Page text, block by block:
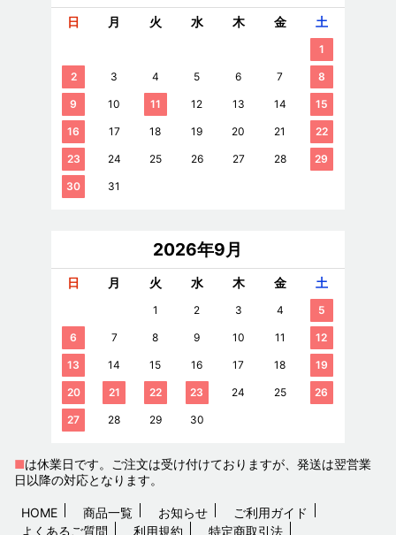
日 月 火 水 木 金 土
1
2 3 4 5 6 7 8
9 10 11 12 13 14 15
16 17 18 19 20 21 22
23 24 25 26 27 28 29
30 31
2026年9月
日 月 火 水 木 金 土
1 2 3 4 5
6 7 8 9 10 11 12
13 14 15 16 17 18 19
20 21 22 23 24 25 26
27 28 29 30
■は休業日です。ご注文は受け付けておりますが、発送は翌営業
日以降の対応となります。
HOME 商品一覧 お知らせ
ご利用ガイド
よくあるご質問
利用規約 特定商取引法